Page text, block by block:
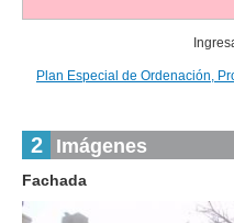
Plan Especial de Ordenación,
2 Imágenes
Fachada